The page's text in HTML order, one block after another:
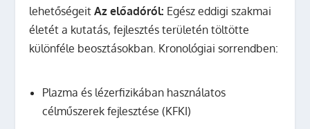
lehetőségeitAz előadóról: Egész eddigi szakmai
életét a kutatás, fejlesztés területén töltötte
különféle beosztásokban. Kronológiai sorrendben:
Plazma és lézerfizikában használatos
célműszerek fejlesztése (KFKI)